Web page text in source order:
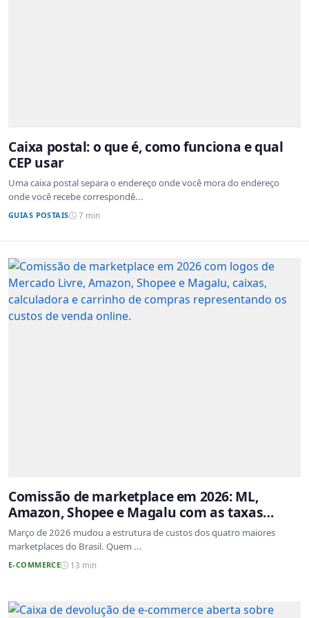
Caixa postal: o que é, como funciona e qual
CEP usar
Uma caixa postal separa o endereço onde você mora do endereço
onde você recebe correspondê...
GUIAS POSTAIS 7 min
Comissão de marketplace em 2026: ML,
Amazon, Shopee e Magalu com as taxas
atualizadas
Março de 2026 mudou a estrutura de custos dos quatro maiores
marketplaces do Brasil. Quem ...
E-COMMERCE 13 min